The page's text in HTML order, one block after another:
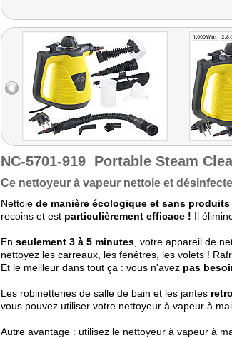
NC-5701-919 Portable Steam
Ce nettoyeur à vapeur nettoie et
Nettoie de manière écologique et sans
recoins et est particulièrement efficace ! Il
En seulement 3 à 5 minutes , votre appareil de
nettoyez les carreaux, les fenêtres, les volets !
Et le meilleur dans tout ça : vous n'avez pas
Les robinetteries de salle de bain et les jantes
vous pouvez utiliser votre nettoyeur à vapeur à
Autre avantage : utilisez le nettoyeur à vapeur à